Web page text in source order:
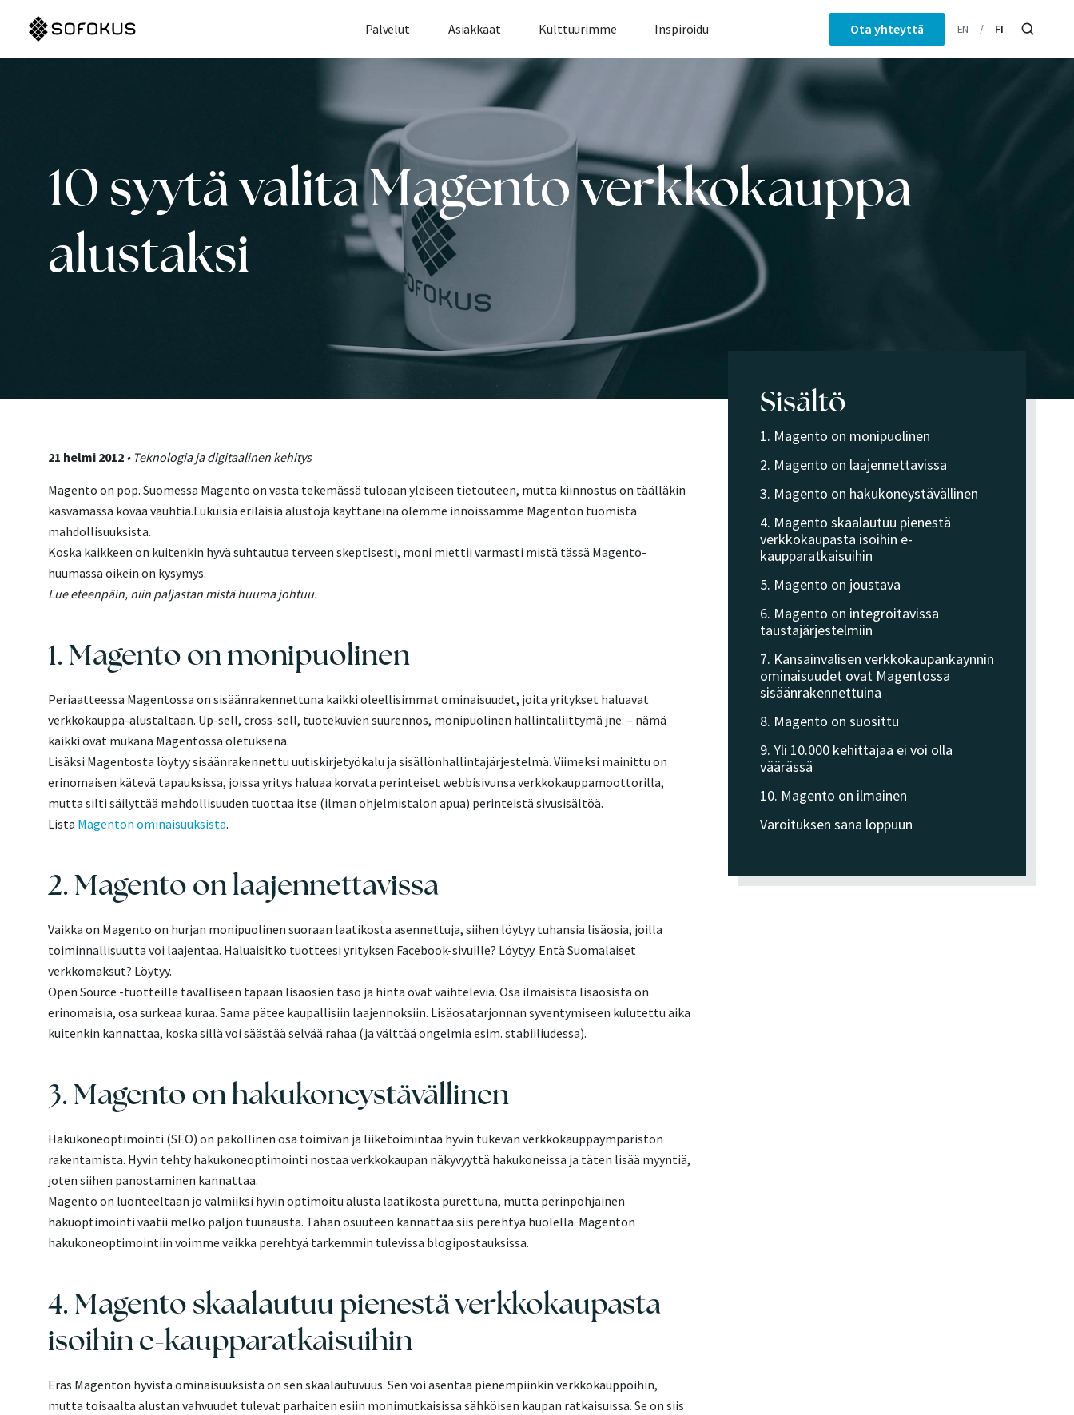
Palvelut Asiakkaat Kulttuurimme Inspiroidu Ota yhteyttä EN FI
10 syytä valita Magento verkkokauppa-
alustaksi
21 helmi 2012 • Teknologia ja digitaalinen kehitys
Magento on pop. Suomessa Magento on vasta tekemässä tuloaan yleiseen tietouteen, mutta kiinnostus on täälläkin
kasvamassa kovaa vauhtia.Lukuisia erilaisia alustoja käyttäneinä olemme innoissamme Magenton tuomista
mahdollisuuksista.
Koska kaikkeen on kuitenkin hyvä suhtautua terveen skeptisesti, moni miettii varmasti mistä tässä Magento-
huumassa oikein on kysymys.
Lue eteenpäin, niin paljastan mistä huuma johtuu.
1. Magento on monipuolinen
Periaatteessa Magentossa on sisäänrakennettuna kaikki oleellisimmat ominaisuudet, joita yritykset haluavat
verkkokauppa-alustaltaan. Up-sell, cross-sell, tuotekuvien suurennos, monipuolinen hallintaliittymä jne. – nämä
kaikki ovat mukana Magentossa oletuksena.
Lisäksi Magentosta löytyy sisäänrakennettu uutiskirjetyökalu ja sisällönhallintajärjestelmä. Viimeksi mainittu on
erinomaisen kätevä tapauksissa, joissa yritys haluaa korvata perinteiset webbisivunsa verkkokauppamoottorilla,
mutta silti säilyttää mahdollisuuden tuottaa itse (ilman ohjelmistalon apua) perinteistä sivusisältöä.
Lista Magenton ominaisuuksista.
2. Magento on laajennettavissa
Vaikka on Magento on hurjan monipuolinen suoraan laatikosta asennettuja, siihen löytyy tuhansia lisäosia, joilla
toiminnallisuutta voi laajentaa. Haluaisitko tuotteesi yrityksen Facebook-sivuille? Löytyy. Entä Suomalaiset
verkkomaksut? Löytyy.
Open Source -tuotteille tavalliseen tapaan lisäosien taso ja hinta ovat vaihtelevia. Osa ilmaisista lisäosista on
erinomaisia, osa surkeaa kuraa. Sama pätee kaupallisiin laajennoksiin. Lisäosatarjonnan syventymiseen kulutettu aika
kuitenkin kannattaa, koska sillä voi säästää selvää rahaa (ja välttää ongelmia esim. stabiiliudessa).
3. Magento on hakukoneystävällinen
Hakukoneoptimointi (SEO) on pakollinen osa toimivan ja liiketoimintaa hyvin tukevan verkkokauppaympäristön
rakentamista. Hyvin tehty hakukoneoptimointi nostaa verkkokaupan näkyvyyttä hakukoneissa ja täten lisää myyntiä,
joten siihen panostaminen kannattaa.
Magento on luonteeltaan jo valmiiksi hyvin optimoitu alusta laatikosta purettuna, mutta perinpohjainen
hakuoptimointi vaatii melko paljon tuunausta. Tähän osuuteen kannattaa siis perehtyä huolella. Magenton
hakukoneoptimointiin voimme vaikka perehtyä tarkemmin tulevissa blogipostauksissa.
4. Magento skaalautuu pienestä verkkokaupasta
isoihin e-kaupparatkaisuihin
Eräs Magenton hyvistä ominaisuuksista on sen skaalautuvuus. Sen voi asentaa pienempiinkin verkkokauppoihin,
mutta toisaalta alustan vahvuudet tulevat parhaiten esiin monimutkaisissa sähköisen kaupan ratkaisuissa. Se on siis
Sisältö
1. Magento on monipuolinen
2. Magento on laajennettavissa
3. Magento on hakukoneystävällinen
4. Magento skaalautuu pienestä
verkkokaupasta isoihin e-
kaupparatkaisuihin
5. Magento on joustava
6. Magento on integroitavissa
taustajärjestelmiin
7. Kansainvälisen verkkokaupankäynnin
ominaisuudet ovat Magentossa
sisäänrakennettuina
8. Magento on suosittu
9. Yli 10.000 kehittäjää ei voi olla
väärässä
10. Magento on ilmainen
Varoituksen sana loppuun